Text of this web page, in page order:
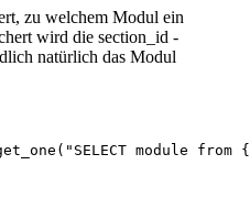
zu welchem Modul ein
wird die section_id -
natürlich das Modul
module